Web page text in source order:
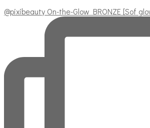
@pixibeauty On-the-Glow BRONZE [Sof